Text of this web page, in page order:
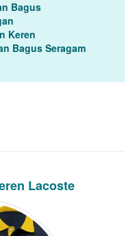
Bagus
Keren
Bagus Seragam
Lacoste